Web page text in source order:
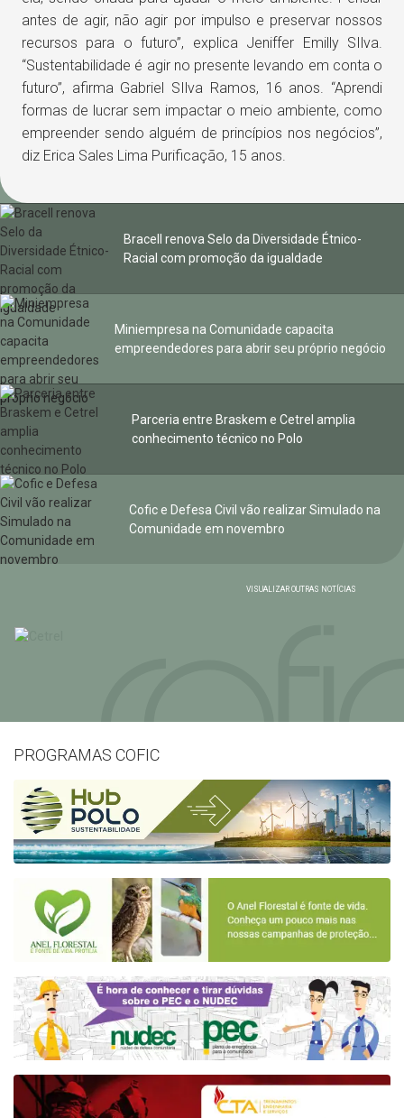
antes de agir, não agir por impulso e preservar nossos
recursos para o futuro”, explica Jeniffer Emilly SIlva.
“Sustentabilidade é agir no presente levando em conta o
futuro”, afirma Gabriel SIlva Ramos, 16 anos. “Aprendi
formas de lucrar sem impactar o meio ambiente, como
empreender sendo alguém de princípios nos negócios”,
diz Erica Sales Lima Purificação, 15 anos.
Bracell renova Selo da Diversidade Étnico-
Racial com promoção da igualdade
Miniempresa na Comunidade capacita
empreendedores para abrir seu próprio negócio
Parceria entre Braskem e Cetrel amplia
conhecimento técnico no Polo
Cofic e Defesa Civil vão realizar Simulado na
Comunidade em novembro
VISUALIZAR OUTRAS NOTÍCIAS
PROGRAMAS COFIC